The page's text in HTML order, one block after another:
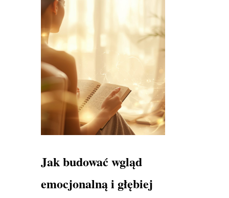
Jak budować wgląd
emocjonalną i głębiej